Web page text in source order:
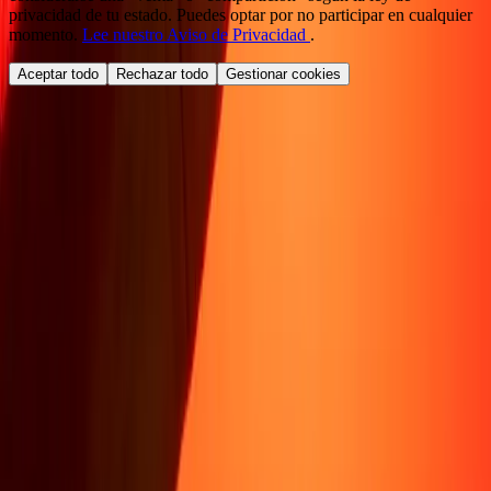
privacidad de tu estado. Puedes optar por no participar en cualquier
momento. Lee nuestro Aviso de Privacidad .
Aceptar todo Rechazar todo Gestionar cookies